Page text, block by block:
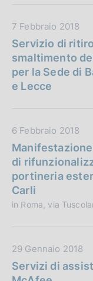
o
n
e
:
b
l
i
c
a
o
n
e
:
D
a
t
a
P
b
i
c
a
z
i
e
:
7 Febbraio 2018
Servizio di
smaltimento
per la Sede di
e Lecce
D
a
t
a
P
u
l
c
6 Febbraio 2018
di
portineria
Carli
in Roma, via
D
a
t
29 Gennaio 2018
Servizi di